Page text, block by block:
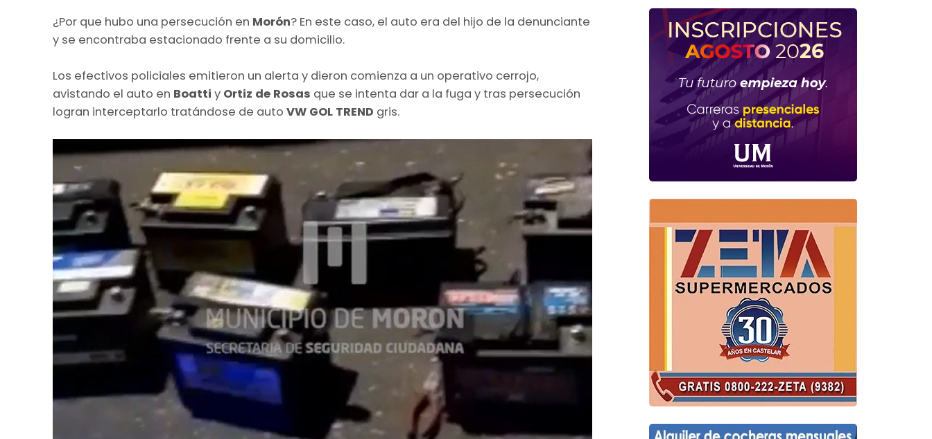
¿Por que hubo una persecución en Morón? En este caso, el auto era del hijo de la denunciante
y se encontraba estacionado frente a su domicilio.
Los efectivos policiales emitieron un alerta y dieron comienza a un operativo cerrojo,
avistando el auto en Boatti y Ortiz de Rosas que se intenta dar a la fuga y tras persecución
logran interceptarlo tratándose de auto VW GOL TREND gris.